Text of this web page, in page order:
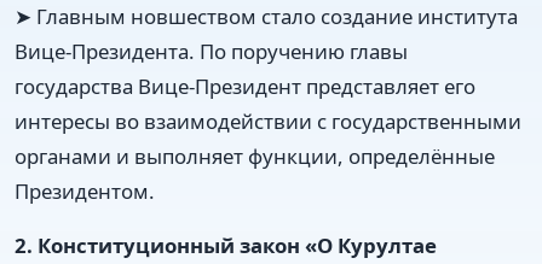
➤ Главным новшеством стало создание института
Вице-Президента. По поручению главы
государства Вице-Президент представляет его
интересы во взаимодействии с государственными
органами и выполняет функции, определённые
Президентом.
2. Конституционный закон «О Курултае